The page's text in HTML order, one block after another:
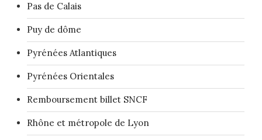
Pas de Calais
Puy de dôme
Pyrénées Atlantiques
Pyrénées Orientales
Remboursement billet SNCF
Rhône et métropole de Lyon